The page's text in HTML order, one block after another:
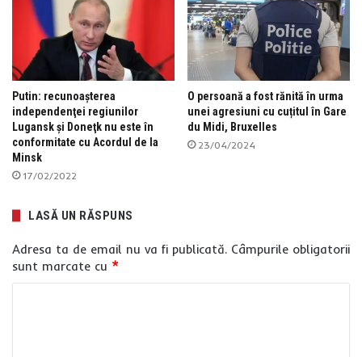
Putin: recunoaşterea
independenţei regiunilor
Lugansk şi Doneţk nu este în
conformitate cu Acordul de la
Minsk
17/02/2022
O persoană a fost rănită în urma
unei agresiuni cu cuțitul în Gare
du Midi, Bruxelles
23/04/2024
LASĂ UN RĂSPUNS
Adresa ta de email nu va fi publicată. Câmpurile obligatorii
sunt marcate cu *